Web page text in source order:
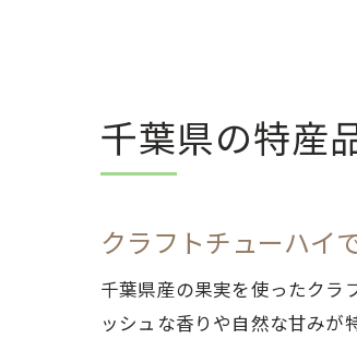
千葉県の特産
クラフトチューハイ
千葉県産の果実を使ったクラ
ッシュな香りや自然な甘みが